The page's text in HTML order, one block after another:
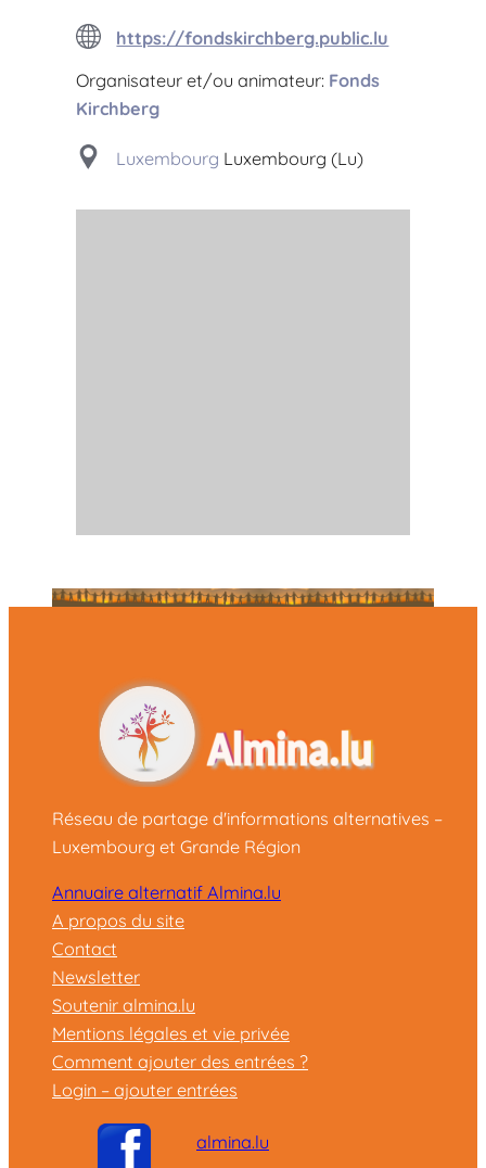
https://fondskirchberg.public.lu
Organisateur et/ou animateur: Fonds
Kirchberg
Luxembourg Luxembourg (Lu)
Réseau de partage d'informations alternatives –
Luxembourg et Grande Région
Annuaire alternatif Almina.lu
A propos du site
Contact
Newsletter
Soutenir almina.lu
Mentions légales et vie privée
Comment ajouter des entrées ?
Login – ajouter entrées
almina.lu